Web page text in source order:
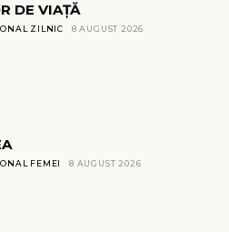
DE VIAȚĂ
ZILNIC 8 AUGUST 2026
FEMEI 8 AUGUST 2026